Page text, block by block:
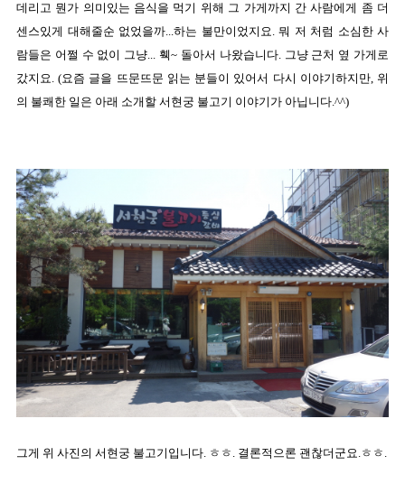
데리고 뭔가 의미있는 음식을 먹기 위해 그 가게까지 간 사람에게 좀 더
센스있게 대해줄순 없었을까...하는 불만이었지요. 뭐 저 처럼 소심한 사
람들은 어쩔 수 없이 그냥... 훽~ 돌아서 나왔습니다. 그냥 근처 옆 가게로
갔지요. (요즘 글을 뜨문뜨문 읽는 분들이 있어서 다시 이야기하지만, 위
의 불쾌한 일은 아래 소개할 서현궁 불고기 이야기가 아닙니다.^^)
그게 위 사진의 서현궁 불고기입니다. ㅎㅎ. 결론적으론 괜찮더군요.ㅎㅎ.